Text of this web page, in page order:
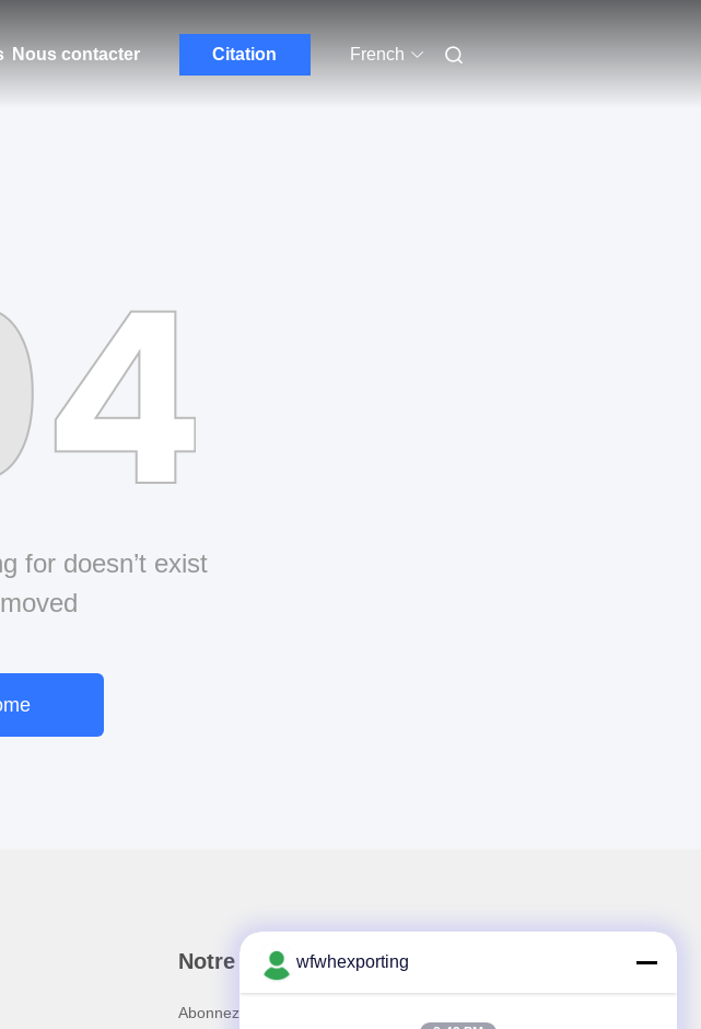
Nous contacter Citation French
for doesn’t exist
Notre newsletter
Abonnez-vous à notre newsletter pour des réductions et
wfwhexporting